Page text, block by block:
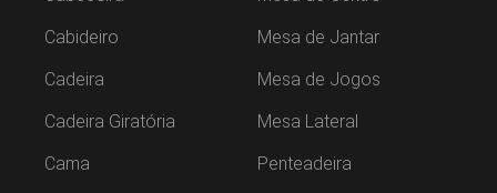
Cabideiro
Cadeira
Cadeira Giratória
Cama
Mesa de Jantar
Mesa de Jogos
Mesa Lateral
Penteadeira